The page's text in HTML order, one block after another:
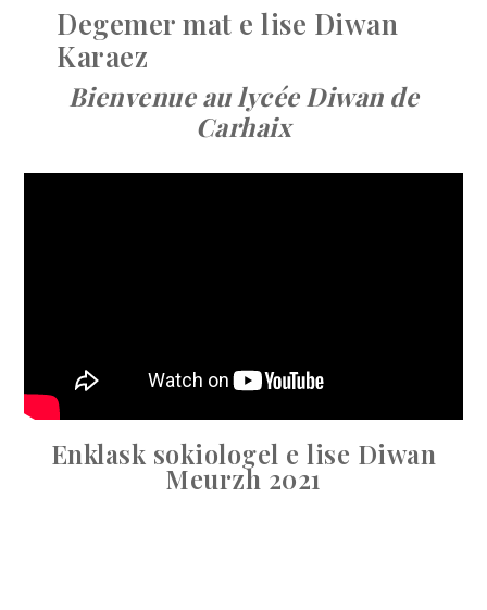
Degemer mat e lise Diwan
Karaez
Bienvenue au lycée Diwan de
Carhaix
Enklask sokiologel e lise Diwan
Meurzh 2021